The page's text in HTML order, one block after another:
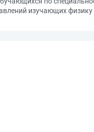
изучающих физику